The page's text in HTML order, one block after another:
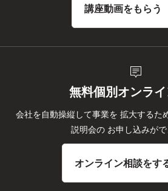
講座動画をもらう
tooltip_2
無料個別オンラ
会社を自動操縦して事業を 拡大するた
説明会の お申し込みがで
オンライン相談をす